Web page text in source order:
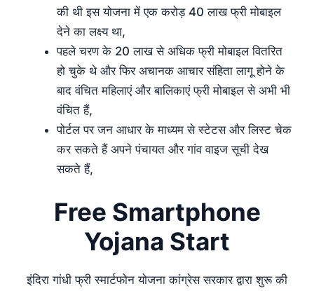
की थी इस योजना में एक करोड़ 40 लाख फ्री मोबाइल
देने का लक्ष्य था,
पहले चरण के 20 लाख से अधिक फ्री मोबाइल वितरित
हो चुके थे और फिर अचानक आचार संहिता लागू होने के
बाद वंचित महिलाएं और बालिकाएं फ्री मोबाइल से अभी भी
वंचित हैं,
पोर्टल पर जन आधार के माध्यम से स्टेटस और लिस्ट चेक
कर सकते हैं अपने पंचायत और गांव वाइज सूची देख
सकते हैं,
Free Smartphone
Yojana Start
इंदिरा गांधी फ्री स्मार्टफोन योजना कांग्रेस सरकार द्वारा शुरू की